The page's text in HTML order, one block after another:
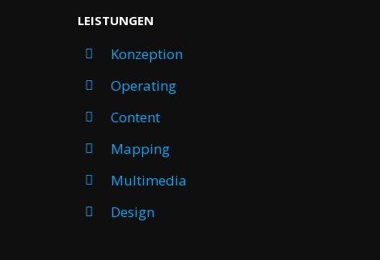
LEISTUNGEN
Konzeption
Operating
Content
Mapping
Multimedia
Design